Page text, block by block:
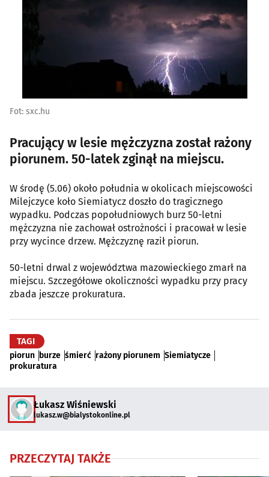
Fot: sxc.hu
Pracujący w lesie mężczyzna został rażony
piorunem. 50-latek zginął na miejscu.
W środę (5.06) około południa w okolicach miejscowości
Milejczyce koło Siemiatycz doszło do tragicznego
wypadku. Podczas popołudniowych burz 50-letni
mężczyzna nie zachował ostrożności i pracował w lesie
przy wycince drzew. Mężczyznę raził piorun.
50-letni drwal z województwa mazowieckiego zmarł na
miejscu. Szczegółowe okoliczności wypadku przy pracy
zbada jeszcze prokuratura.
TAGI
piorun burze śmierć rażony piorunem Siemiatycze
prokuratura
Łukasz Wiśniewski
lukasz.w@bialystokonline.pl
PRZECZYTAJ TAKŻE